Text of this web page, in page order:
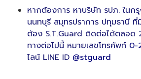
หากต้องการ หาบริษัท รปภ. ในก
นนทบุรี สมุทรปราการ ปทุมธานี
ต้อง S.T.Guard ติดต่อได้ตลอด
ทางต่อไปนี้ หมายเลขโทรศัพท์ 0-
ไลน์ LINE ID @stguard